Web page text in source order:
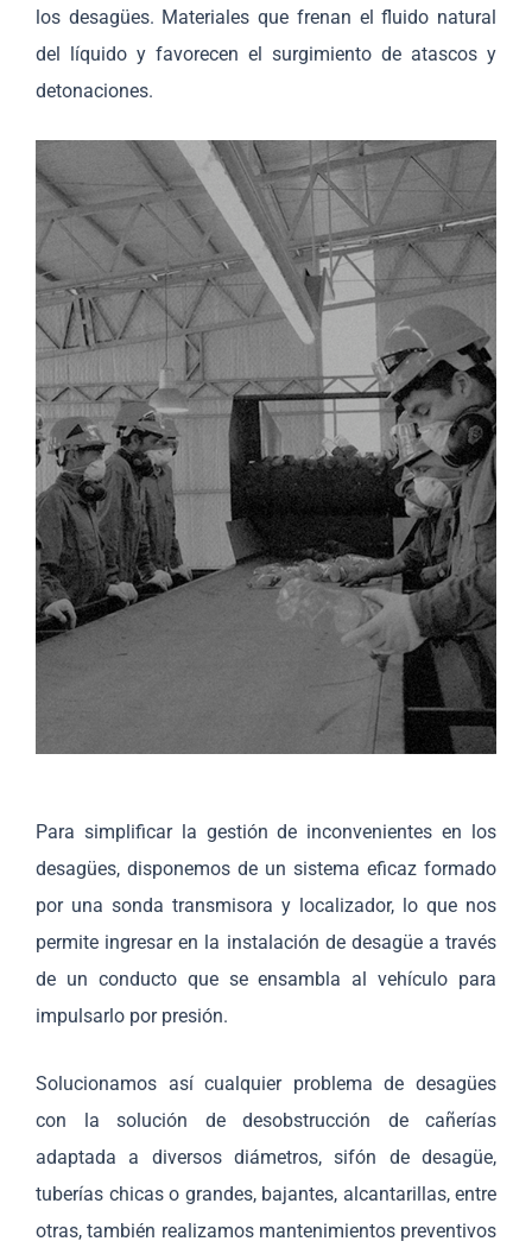
los desagües. Materiales que frenan el fluido natural
del líquido y favorecen el surgimiento de atascos y
detonaciones.
Para simplificar la gestión de inconvenientes en los
desagües, disponemos de un sistema eficaz formado
por una sonda transmisora y localizador, lo que nos
permite ingresar en la instalación de desagüe a través
de un conducto que se ensambla al vehículo para
impulsarlo por presión.
Solucionamos así cualquier problema de desagües
con la solución de desobstrucción de cañerías
adaptada a diversos diámetros, sifón de desagüe,
tuberías chicas o grandes, bajantes, alcantarillas, entre
otras, también realizamos mantenimientos preventivos